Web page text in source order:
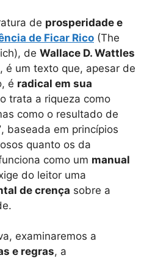
de prosperidade e
de Ficar Rico (The
de Wallace D. Wattles
é um texto que, apesar de
é radical em sua
trata a riqueza como
como o resultado de
, baseada em princípios
quanto os da
como um manual
do leitor uma
de crença sobre a
examinaremos a
e regras, a